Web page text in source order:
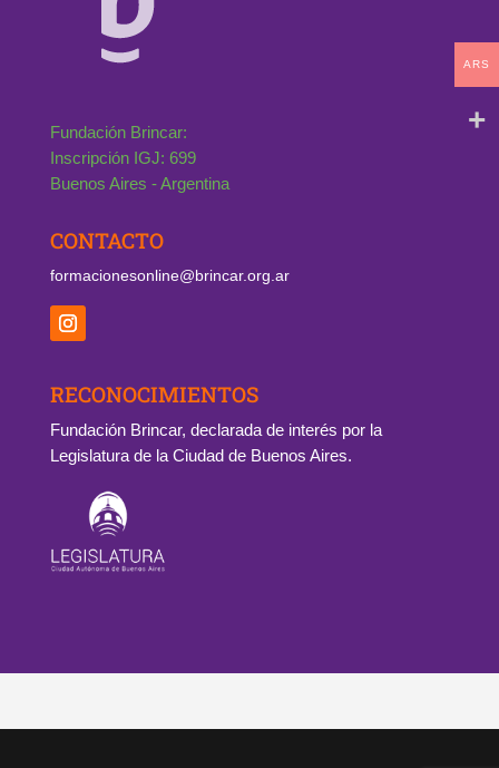
Fundación Brincar:
Inscripción IGJ: 699
Buenos Aires - Argentina
CONTACTO
formacionesonline@brincar.org.ar
RECONOCIMIENTOS
Fundación Brincar, declarada de interés por la
Legislatura de la Ciudad de Buenos Aires.
ARS